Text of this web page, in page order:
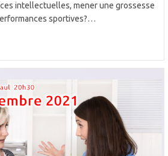
intellectuelles, mener une grossesse
sportives?…